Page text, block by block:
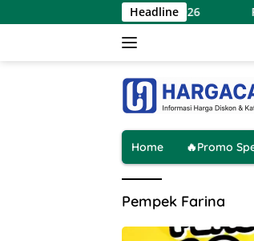
ke
Headline
8.8 Terbaru 8 Agustus 2026
Home 🔥Promo
Pempek Farina